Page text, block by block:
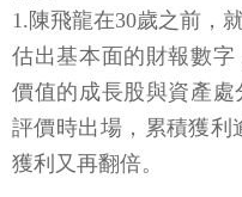
1.陳飛龍在30歲之前，
估出基本面的財報數
價值的成長股與資產
評價時出場，累積獲利
獲利又再翻倍。